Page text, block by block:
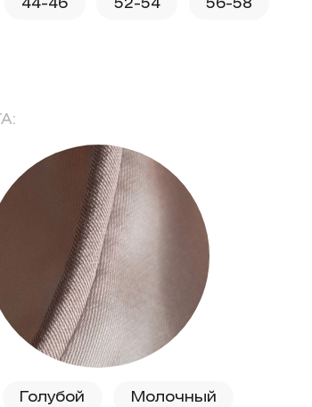
Голубой Молочный